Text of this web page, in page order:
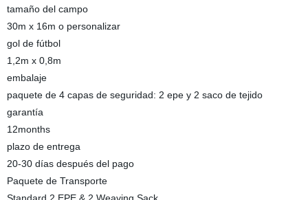
tamaño del campo
30m x 16m o personalizar
gol de fútbol
1,2m x 0,8m
embalaje
paquete de 4 capas de seguridad: 2 epe y 2 saco de tejido
garantía
12months
plazo de entrega
20-30 días después del pago
Paquete de Transporte